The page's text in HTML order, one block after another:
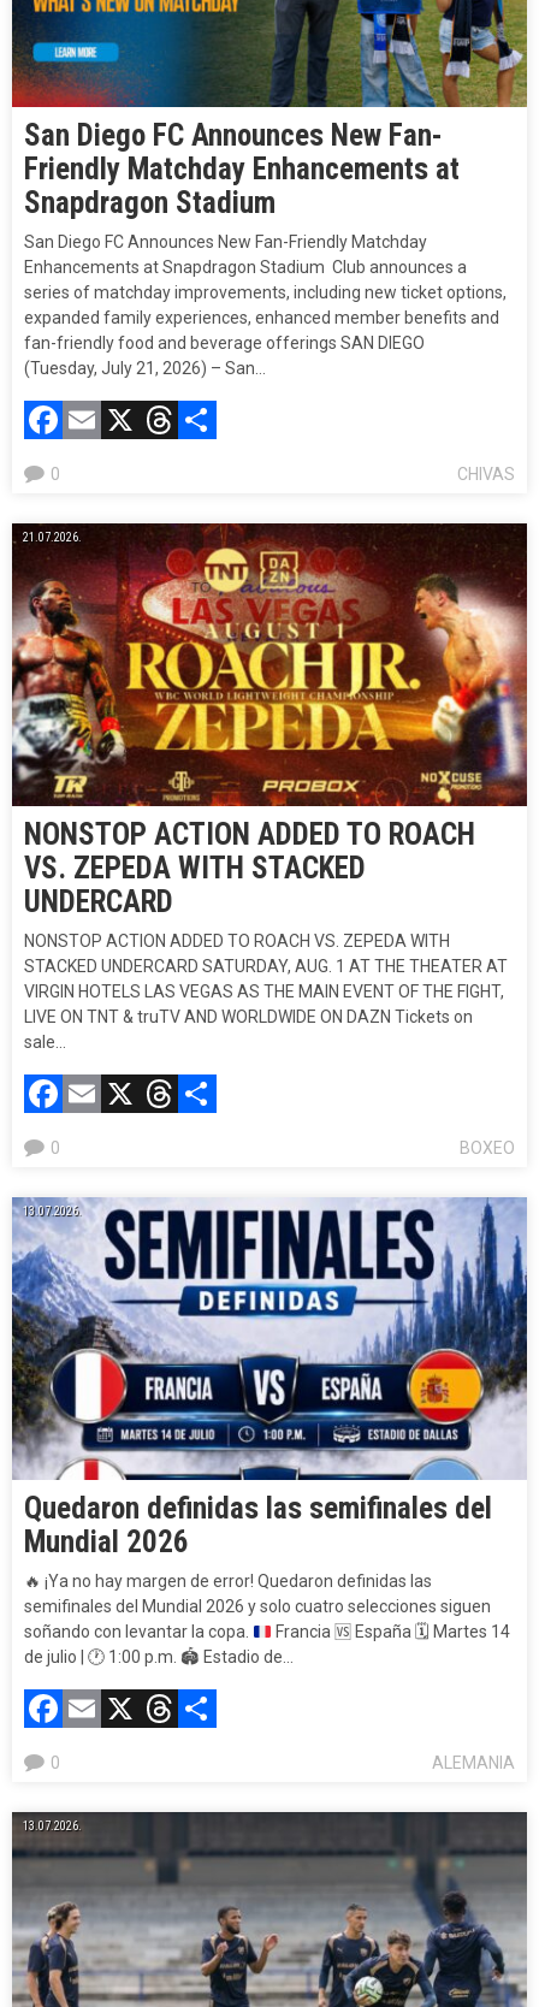
San Diego FC Announces New Fan-
Friendly Matchday Enhancements at
Snapdragon Stadium
San Diego FC Announces New Fan-Friendly Matchday
Enhancements at Snapdragon Stadium ​ Club announces a
series of matchday improvements, including new ticket options,
expanded family experiences, enhanced member benefits and
fan-friendly food and beverage offerings SAN DIEGO
(Tuesday, July 21, 2026) – San…
Facebook
Email
X Threads
CHIVAS
0
21.07.2026.
NONSTOP ACTION ADDED TO ROACH
VS. ZEPEDA WITH STACKED
UNDERCARD
NONSTOP ACTION ADDED TO ROACH VS. ZEPEDA WITH
STACKED UNDERCARD SATURDAY, AUG. 1 AT THE THEATER AT
VIRGIN HOTELS LAS VEGAS AS THE MAIN EVENT OF THE FIGHT,
LIVE ON TNT & truTV AND WORLDWIDE ON DAZN Tickets on
sale…
Facebook
Email
X Threads
BOXEO
0
13.07.2026.
Quedaron definidas las semifinales del
Mundial 2026
🔥 ¡Ya no hay margen de error! Quedaron definidas las
semifinales del Mundial 2026 y solo cuatro selecciones siguen
soñando con levantar la copa.
Francia 🆚 España 🗓️ Martes 14
de julio | 🕐 1:00 p.m. 🏟️ Estadio de…
Facebook
Email
X Threads
ALEMANIA
0
13.07.2026.